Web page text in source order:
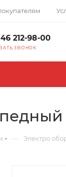
212-98-00
ЗВОНОК
— Электро